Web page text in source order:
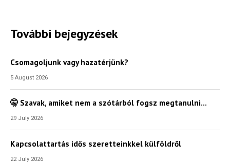
További bejegyzések
Csomagoljunk vagy hazatérjünk?
5 August 2026
🤫 Szavak, amiket nem a szótárból fogsz megtanulni…
29 July 2026
Kapcsolattartás idős szeretteinkkel külföldről
22 July 2026